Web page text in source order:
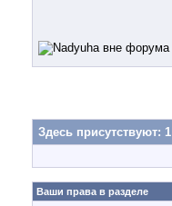
Здесь присутствуют: 1
Ваши права в разделе